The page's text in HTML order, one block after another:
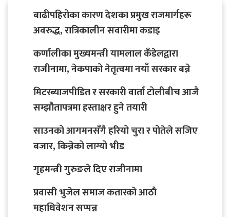
बाढीपहिरोका कारण देशका प्रमुख राजमार्गहरू
अवरुद्ध, रात्रिकालीन सवारीमा कडाइ
कर्णालीका मुख्यमन्त्री यामलाल कँडेलद्वारा
राजीनामा, नेकपाको नेतृत्वमा नयाँ सरकार बन्ने
मिटरब्याजपीडित र सरकारी वार्ता टोलीबीच आजै
सम्झौतापत्रमा हस्ताक्षर हुने तयारी
साउनको आगमनसँगै हरियो चुरा र पोतेले सजिए
बजार, किन्नेको लाग्यो भीड
गृहमन्त्री गुरुङले दिए राजीनामा
प्रवासी भुजेल समाज कतारको आठाै
महाधिवेशन सप्पन्न